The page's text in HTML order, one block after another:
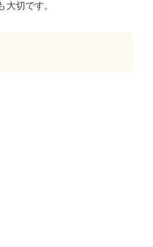
切です。